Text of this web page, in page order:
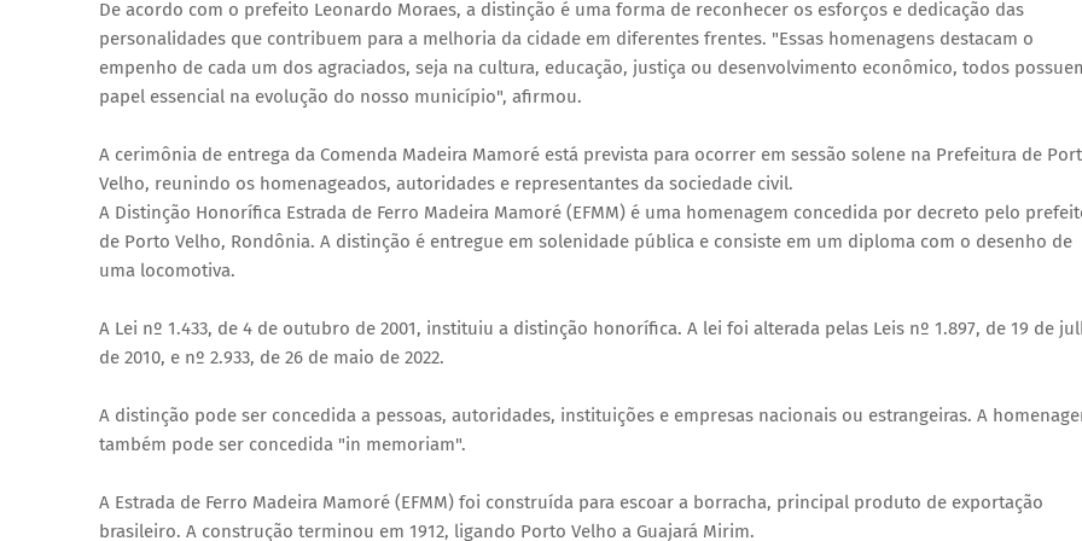
De acordo com o prefeito Leonardo Moraes, a distinção é uma forma de reconhecer os esforços e dedicação das
personalidades que contribuem para a melhoria da cidade em diferentes frentes. "Essas homenagens destacam o
empenho de cada um dos agraciados, seja na cultura, educação, justiça ou desenvolvimento econômico, todos
papel essencial na evolução do nosso município", afirmou.
A cerimônia de entrega da Comenda Madeira Mamoré está prevista para ocorrer em sessão solene na Prefeitura de
Velho, reunindo os homenageados, autoridades e representantes da sociedade civil.
A Distinção Honorífica Estrada de Ferro Madeira Mamoré (EFMM) é uma homenagem concedida por decreto pelo
de Porto Velho, Rondônia. A distinção é entregue em solenidade pública e consiste em um diploma com o desenho de
uma locomotiva.
A Lei nº 1.433, de 4 de outubro de 2001, instituiu a distinção honorífica. A lei foi alterada pelas Leis nº 1.897, de 19 de
de 2010, e nº 2.933, de 26 de maio de 2022.
A distinção pode ser concedida a pessoas, autoridades, instituições e empresas nacionais ou estrangeiras. A
também pode ser concedida "in memoriam".
A Estrada de Ferro Madeira Mamoré (EFMM) foi construída para escoar a borracha, principal produto de exportação
brasileiro. A construção terminou em 1912, ligando Porto Velho a Guajará Mirim.